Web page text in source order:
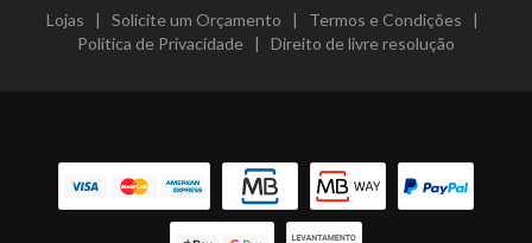
Lojas | Solicite um Orçamento | Termos e Condições |
Política de Privacidade | Direito de livre resolução